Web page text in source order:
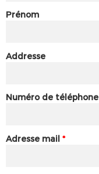
Prénom
Addresse
Numéro de téléphone
Adresse mail *